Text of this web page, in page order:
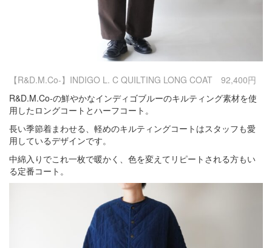
【R&D.M.Co-】INDIGO L. C QUILTING LONG COAT 92,400円
R&D.M.Co-の鮮やかなインディゴブルーのキルティング素材を使
用したロングコートとハーフコート。
長い季節着まわせる、軽めのキルティングコートはスタッフも愛
用しているデザインです。
中綿入りでこれ一枚で暖かく、色を変えてリピートされる方もい
る定番コート。